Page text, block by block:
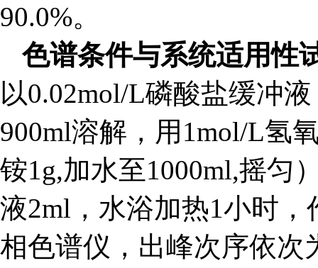
90.0%。
色谱条件与系统适用性
以0.02mol/L磷酸盐缓冲
900ml溶解，用1mol/L氢
铵1g,加水至1000ml,摇匀
液2ml，水浴加热1小时
相色谱仪，出峰次序依次